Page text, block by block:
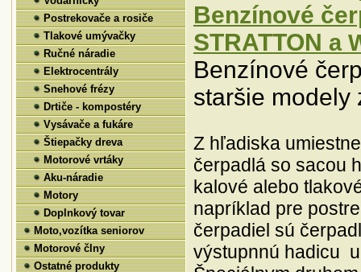
Postrekovače a rosiče
Tlakové umývačky
Ručné náradie
Elektrocentrály
Snehové frézy
Drtiče - kompostéry
Vysávače a fukáre
Štiepačky dreva
Motorové vrtáky
Aku-náradie
Motory
Doplnkový tovar
Moto,vozítka seniorov
Motorové člny
Ostatné produkty
Problémy s benzínmi| 14. 1.
2025
Pokiaľ chcete 100%
ochranu karburátorov
Benzínové
STRATTON a
Benzínové
staršie modely
Z hľadiska
čerpadlá so sacou
kalové alebo
napríklad pre
čerpadiel sú
výstupnnú hadicu